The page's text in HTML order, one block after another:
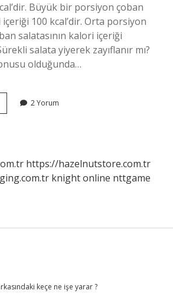
Büyük bir porsiyon çoban
içeriği 100 kcal’dir. Orta porsiyon
salatasının kalori içeriği
salata yiyerek zayıflanır mı?
olduğunda…
2 Yorum
https://hazelnutstore.com.tr
knight online nttgame
keçe ne işe yarar ?